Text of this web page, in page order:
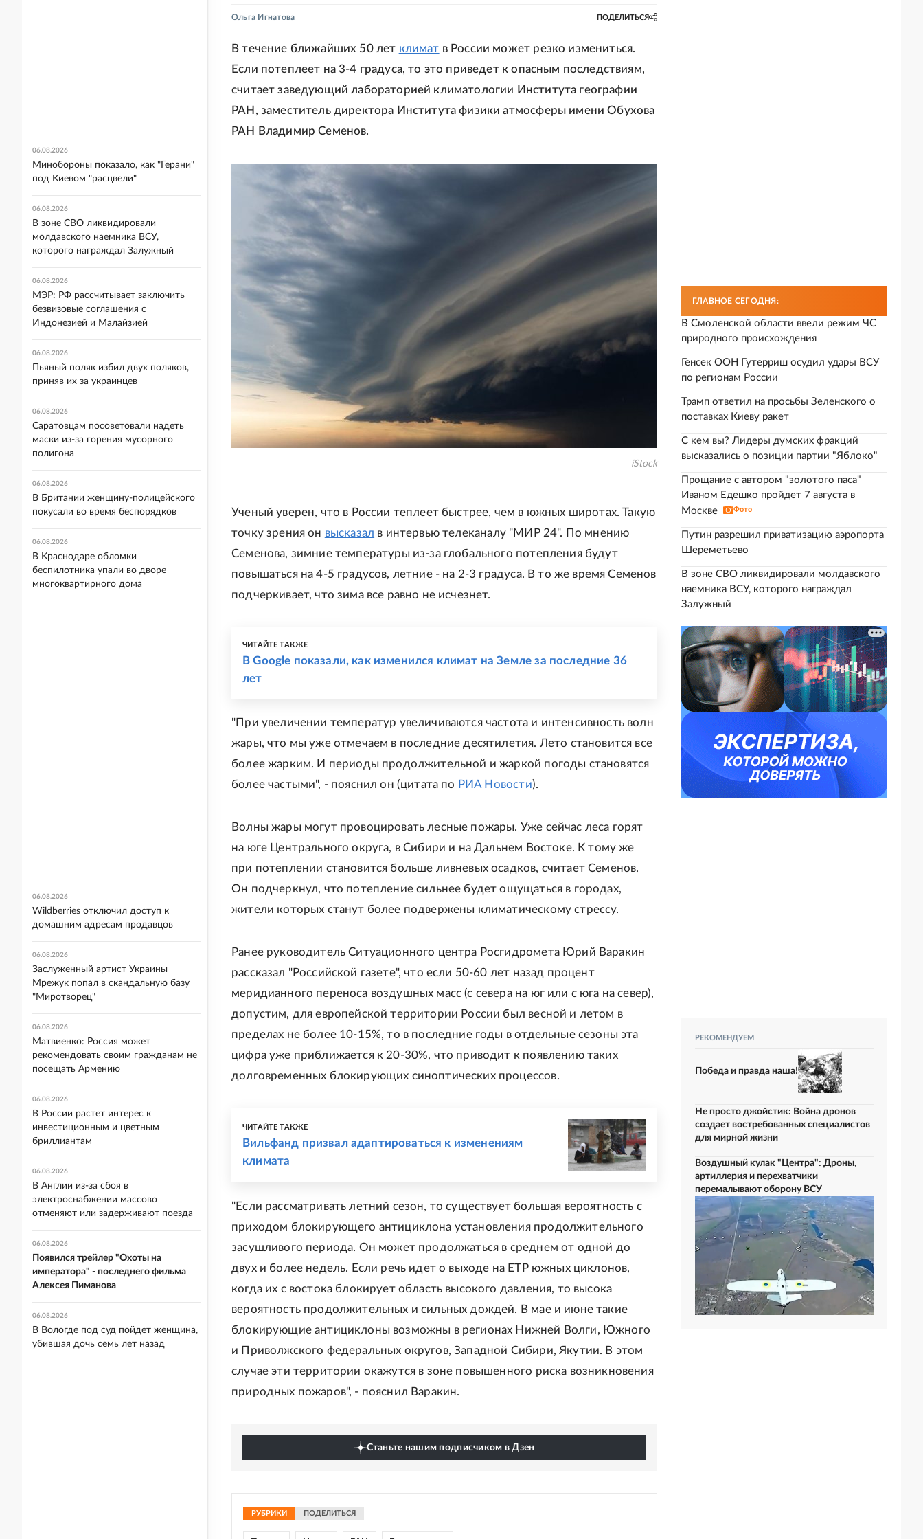
Ольга Игнатова ПОДЕЛИТЬСЯ
В течение ближайших 50 лет климат в России может резко измениться.
Если потеплеет на 3-4 градуса, то это приведет к опасным последствиям,
считает заведующий лабораторией климатологии Института географии
РАН, заместитель директора Института физики атмосферы имени Обухова
РАН Владимир Семенов.
iStock
Ученый уверен, что в России теплеет быстрее, чем в южных широтах. Такую
точку зрения он высказал в интервью телеканалу "МИР 24". По мнению
Семенова, зимние температуры из-за глобального потепления будут
повышаться на 4-5 градусов, летние - на 2-3 градуса. В то же время Семенов
подчеркивает, что зима все равно не исчезнет.
ЧИТАЙТЕ ТАКЖЕ
В Google показали, как изменился климат на Земле за последние 36
лет
"При увеличении температур увеличиваются частота и интенсивность волн
жары, что мы уже отмечаем в последние десятилетия. Лето становится все
более жарким. И периоды продолжительной и жаркой погоды становятся
более частыми", - пояснил он (цитата по РИА Новости).
Волны жары могут провоцировать лесные пожары. Уже сейчас леса горят
на юге Центрального округа, в Сибири и на Дальнем Востоке. К тому же
при потеплении становится больше ливневых осадков, считает Семенов.
Он подчеркнул, что потепление сильнее будет ощущаться в городах,
жители которых станут более подвержены климатическому стрессу.
Ранее руководитель Ситуационного центра Росгидромета Юрий Варакин
рассказал "Российской газете", что если 50-60 лет назад процент
меридианного переноса воздушных масс (с севера на юг или с юга на север),
допустим, для европейской территории России был весной и летом в
пределах не более 10-15%, то в последние годы в отдельные сезоны эта
цифра уже приближается к 20-30%, что приводит к появлению таких
долговременных блокирующих синоптических процессов.
ЧИТАЙТЕ ТАКЖЕ
Вильфанд призвал адаптироваться к изменениям
климата
"Если рассматривать летний сезон, то существует большая вероятность с
приходом блокирующего антициклона установления продолжительного
засушливого периода. Он может продолжаться в среднем от одной до
двух и более недель. Если речь идет о выходе на ЕТР южных циклонов,
когда их с востока блокирует область высокого давления, то высока
вероятность продолжительных и сильных дождей. В мае и июне такие
блокирующие антициклоны возможны в регионах Нижней Волги, Южного
и Приволжского федеральных округов, Западной Сибири, Якутии. В этом
случае эти территории окажутся в зоне повышенного риска возникновения
природных пожаров", - пояснил Варакин.
Станьте нашим подписчиком в Дзен
РУБРИКИ ПОДЕЛИТЬСЯ
ГЛАВНОЕ СЕГОДНЯ:
В Смоленской области ввели режим ЧС
природного происхождения
Генсек ООН Гутерриш осудил удары ВСУ
по регионам России
Трамп ответил на просьбы Зеленского о
поставках Киеву ракет
С кем вы? Лидеры думских фракций
высказались о позиции партии "Яблоко"
Прощание с автором "золотого паса"
Иваном Едешко пройдет 7 августа в
Москве
Фото
Путин разрешил приватизацию аэропорта
Шереметьево
В зоне СВО ликвидировали молдавского
наемника ВСУ, которого награждал
Залужный
РЕКОМЕНДУЕМ
Победа и правда наша!
Не просто джойстик: Война дронов
создает востребованных специалистов
для мирной жизни
Воздушный кулак "Центра": Дроны,
артиллерия и перехватчики
перемалывают оборону ВСУ
06.08.2026
Минобороны показало, как "Герани"
под Киевом "расцвели"
06.08.2026
В зоне СВО ликвидировали
молдавского наемника ВСУ,
которого награждал Залужный
06.08.2026
МЭР: РФ рассчитывает заключить
безвизовые соглашения с
Индонезией и Малайзией
06.08.2026
Пьяный поляк избил двух поляков,
приняв их за украинцев
06.08.2026
Саратовцам посоветовали надеть
маски из-за горения мусорного
полигона
06.08.2026
В Британии женщину-полицейского
покусали во время беспорядков
06.08.2026
В Краснодаре обломки
беспилотника упали во дворе
многоквартирного дома
06.08.2026
Wildberries отключил доступ к
домашним адресам продавцов
06.08.2026
Заслуженный артист Украины
Мрежук попал в скандальную базу
"Миротворец"
06.08.2026
Матвиенко: Россия может
рекомендовать своим гражданам не
посещать Армению
06.08.2026
В России растет интерес к
инвестиционным и цветным
бриллиантам
06.08.2026
В Англии из-за сбоя в
электроснабжении массово
отменяют или задерживают поезда
06.08.2026
Появился трейлер "Охоты на
императора" - последнего фильма
Алексея Пиманова
06.08.2026
В Вологде под суд пойдет женщина,
убившая дочь семь лет назад